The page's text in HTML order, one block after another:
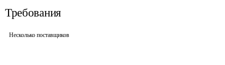
Требования
Несколько поставщиков